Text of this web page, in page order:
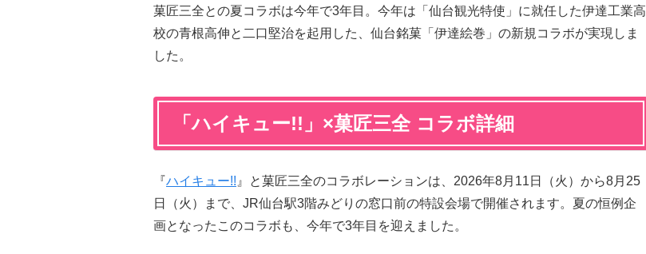
菓匠三全との夏コラボは今年で3年目。今年は「仙台観光特使」に就任した伊達工業高
校の青根高伸と二口堅治を起用した、仙台銘菓「伊達絵巻」の新規コラボが実現しま
した。
「ハイキュー!!」×菓匠三全 コラボ詳細
『ハイキュー!! 』と菓匠三全のコラボレーションは、2026年8月11日（火）から8月25
日（火）まで、JR仙台駅3階みどりの窓口前の特設会場で開催されます。夏の恒例企
画となったこのコラボも、今年で3年目を迎えました。